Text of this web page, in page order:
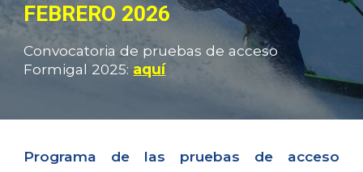
FEBRERO 2026
Convocatoriade pruebas de acceso
Formigal 2025: aquí
Programa de las pruebas de acceso